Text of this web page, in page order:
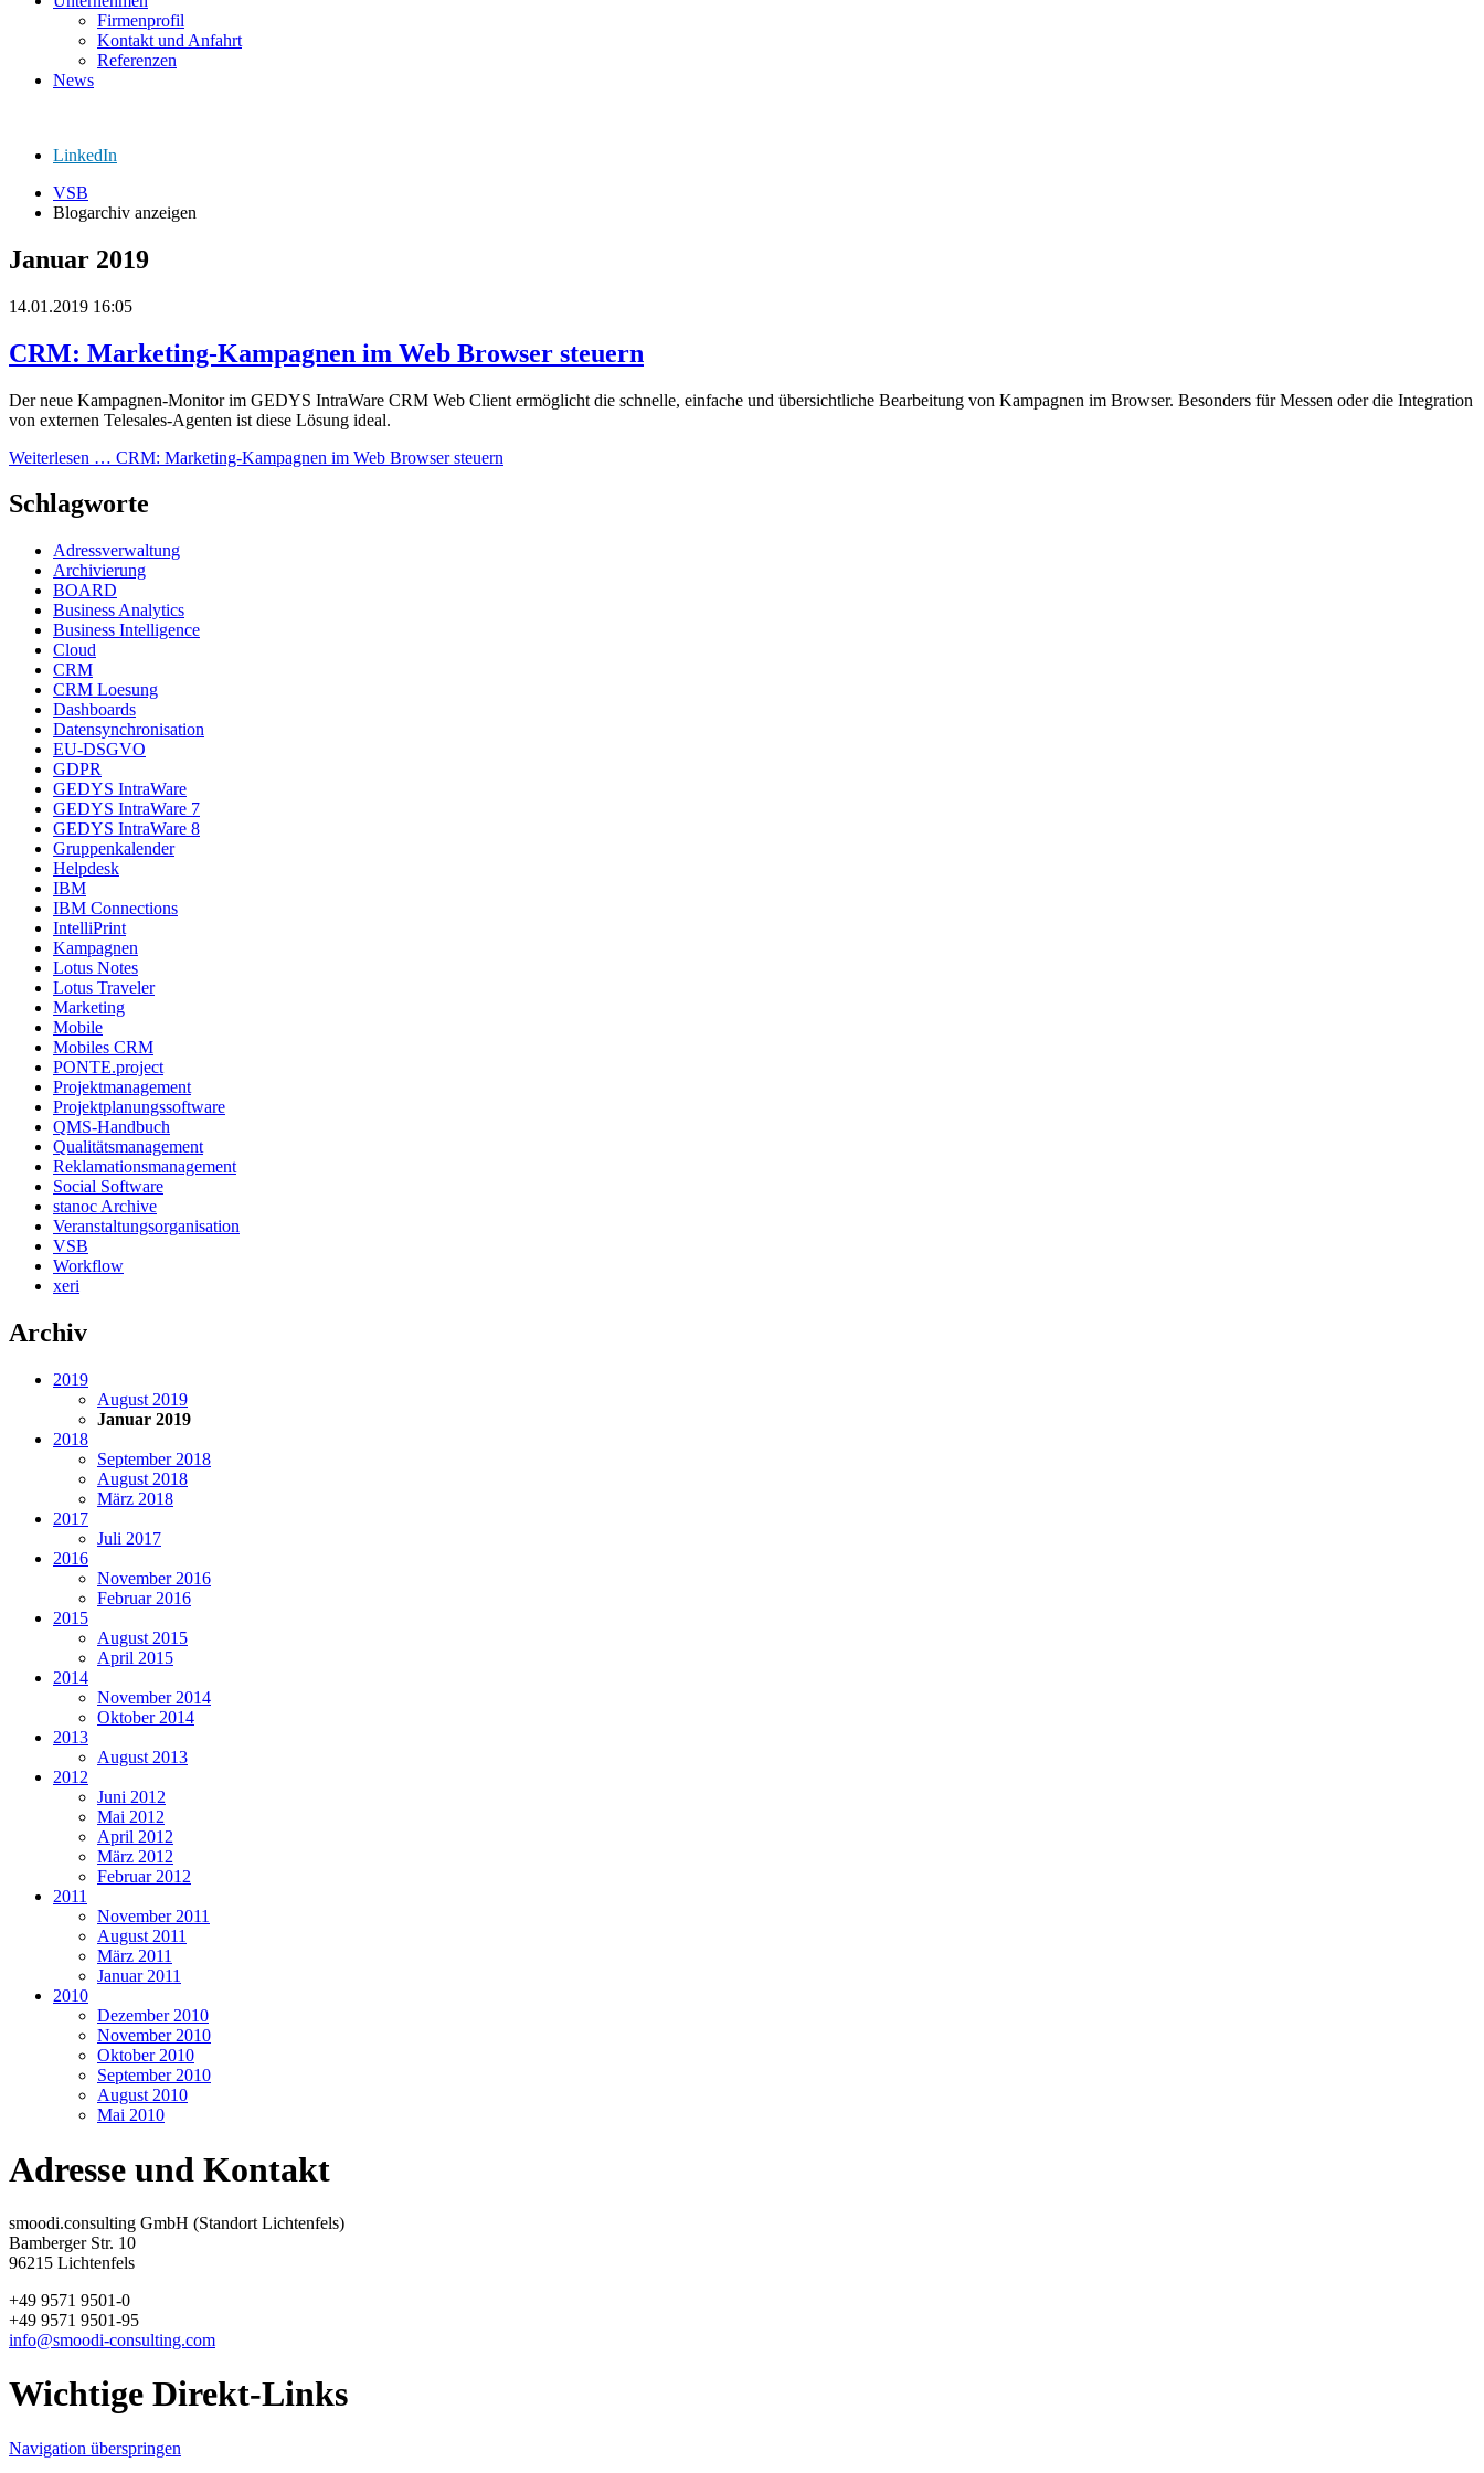
Firmenprofil
Kontakt und Anfahrt
Referenzen
News
LinkedIn
VSB
Blogarchiv anzeigen
Januar 2019
14.01.2019 16:05
CRM: Marketing-Kampagnen im Web Browser steuern
Der neue Kampagnen-Monitor im GEDYS IntraWare CRM Web Client ermöglicht die schnelle, einfache und übersichtliche Bearbeitung von Kampagnen im Browser. Besonders für Messen oder die Integration
von externen Telesales-Agenten ist diese Lösung ideal.
Weiterlesen … CRM: Marketing-Kampagnen im Web Browser steuern
Schlagworte
Adressverwaltung
Archivierung
BOARD
Business Analytics
Business Intelligence
Cloud
CRM
CRM Loesung
Dashboards
Datensynchronisation
EU-DSGVO
GDPR
GEDYS IntraWare
GEDYS IntraWare 7
GEDYS IntraWare 8
Gruppenkalender
Helpdesk
IBM
IBM Connections
IntelliPrint
Kampagnen
Lotus Notes
Lotus Traveler
Marketing
Mobile
Mobiles CRM
PONTE.project
Projektmanagement
Projektplanungssoftware
QMS-Handbuch
Qualitätsmanagement
Reklamationsmanagement
Social Software
stanoc Archive
Veranstaltungsorganisation
VSB
Workflow
xeri
Archiv
2019
August 2019
Januar 2019
2018
September 2018
August 2018
März 2018
2017
Juli 2017
2016
November 2016
Februar 2016
2015
August 2015
April 2015
2014
November 2014
Oktober 2014
2013
August 2013
2012
Juni 2012
Mai 2012
April 2012
März 2012
Februar 2012
2011
November 2011
August 2011
März 2011
Januar 2011
2010
Dezember 2010
November 2010
Oktober 2010
September 2010
August 2010
Mai 2010
Adresse und Kontakt
smoodi.consulting GmbH (Standort Lichtenfels)
Bamberger Str. 10
96215 Lichtenfels
+49 9571 9501-0
+49 9571 9501-95
info@smoodi-consulting.com
Wichtige Direkt-Links
Navigation überspringen